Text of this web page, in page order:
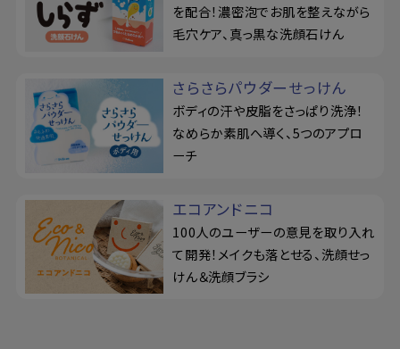
を配合！濃密泡でお肌を整えながら
毛穴ケア、真っ黒な洗顔石けん
さらさらパウダーせっけん
ボディの汗や皮脂をさっぱり洗浄！
なめらか素肌へ導く、5つのアプロ
ーチ
エコアンドニコ
100人のユーザーの意見を取り入れ
て開発！メイクも落とせる、洗顔せっ
けん＆洗顔ブラシ